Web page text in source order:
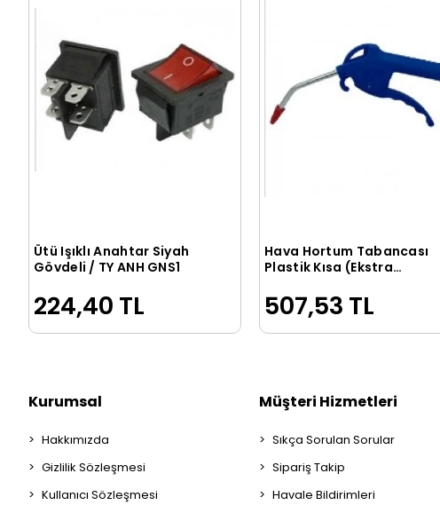
Sepete Ekle
Ütü Işıklı Anahtar Siyah
Gövdeli / TY ANH GNS1
224,40 TL
Sepete Ekle
Hava Hortum Tabancası
Plastik Kısa (Ekstra
507,53 TL
Kurumsal
Hakkımızda
Gizlilik Sözleşmesi
Kullanıcı Sözleşmesi
Müşteri Hizmetleri
Sıkça Sorulan Sorular
Sipariş Takip
Havale Bildirimleri